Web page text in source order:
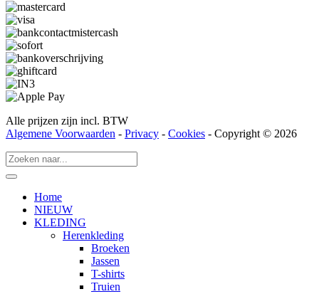
Alle prijzen zijn incl. BTW
Algemene Voorwaarden - Privacy - Cookies - Copyright © 2026
Home
NIEUW
KLEDING
Herenkleding
Broeken
Jassen
T-shirts
Truien